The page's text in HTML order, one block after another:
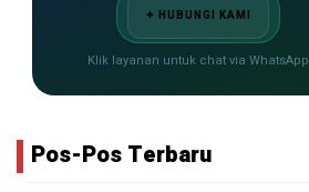
✦ HUBUNGI KAMI
Klik layanan untuk chat via WhatsApp
Pos-Pos Terbaru